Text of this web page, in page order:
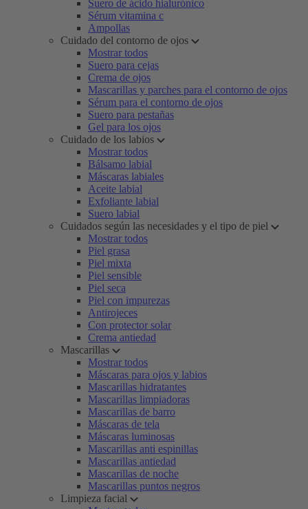
Suero de ácido hialurónico
Sérum vitamina c
Ampollas
Cuidado del contorno de ojos
Mostrar todos
Suero para cejas
Crema de ojos
Mascarillas y parches para el contorno de ojos
Sérum para el contorno de ojos
Suero para pestañas
Gel para los ojos
Cuidado de los labios
Mostrar todos
Bálsamo labial
Máscaras labiales
Aceite labial
Exfoliante labial
Suero labial
Cuidados según las necesidades y el tipo de piel
Mostrar todos
Piel grasa
Piel mixta
Piel sensible
Piel seca
Piel con impurezas
Antirojeces
Con protector solar
Crema antiedad
Mascarillas
Mostrar todos
Máscaras para ojos y labios
Mascarillas hidratantes
Mascarillas limpiadoras
Mascarillas de barro
Máscaras de tela
Máscaras luminosas
Mascarillas anti espinillas
Mascarillas antiedad
Mascarillas de noche
Mascarillas puntos negros
Limpieza facial